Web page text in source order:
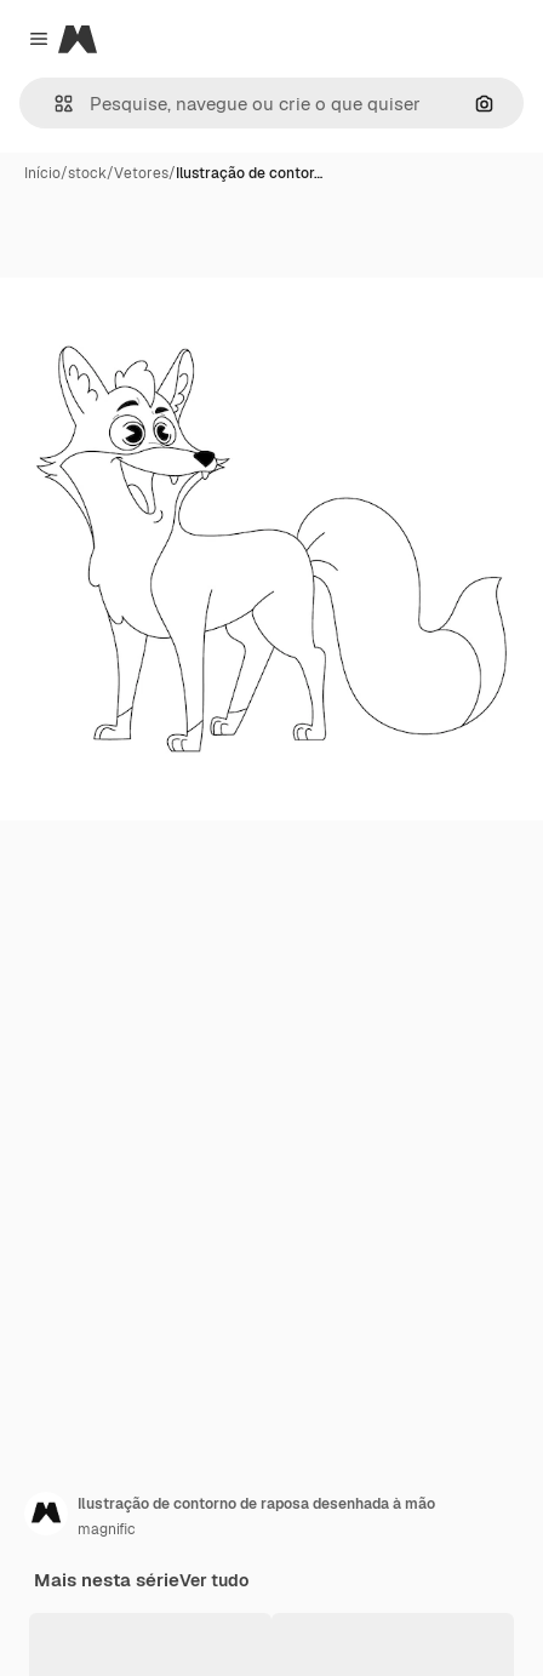
Close menu
Magnific
Início/stock/Vetores/Ilustração de contor…
Ilustração de contorno de raposa desenhada à mão
magnific
Mais nesta sérieVer tudo